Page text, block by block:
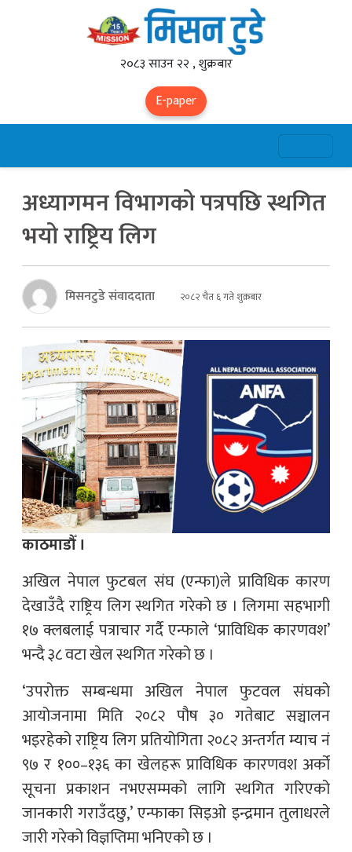
२०८३ साउन २२ , शुक्रबार
E-paper
अध्यागमन विभागको पत्रपछि स्थगित
भयो राष्ट्रिय लिग
मिसनटुडे संवाददाता २०८२ चैत ६ गते शुक्रबार
काठमाडौँ ।
अखिल नेपाल फुटबल संघ (एन्फा)ले प्राविधिक कारण
देखाउँदै राष्ट्रिय लिग स्थगित गरेको छ । लिगमा सहभागी
१७ क्लबलाई पत्राचार गर्दै एन्फाले ‘प्राविधिक कारणवश’
भन्दै ३८ वटा खेल स्थगित गरेको छ ।
‘उपरोक्त सम्बन्धमा अखिल नेपाल फुटवल संघको
आयोजनामा मिति २०८२ पौष ३० गतेबाट सञ्चालन
भइरहेको राष्ट्रिय लिग प्रतियोगिता २०८२ अन्तर्गत म्याच नं
९७ र १००–१३६ का खेलहरू प्राविधिक कारणवश अर्को
सूचना प्रकाशन नभएसम्मको लागि स्थगित गरिएको
जानकारी गराउँदछु,’ एन्फाका सिइओ इन्द्रमान तुलाधरले
जारी गरेको विज्ञप्तिमा भनिएको छ ।